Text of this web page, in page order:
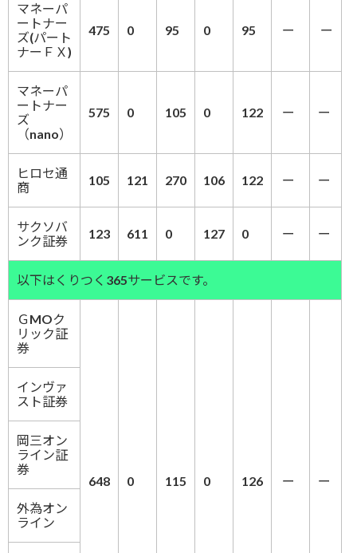
マネーパ
ートナー
ズ(パート
ナーＦＸ)
475 0 95 0 95 ー ー
マネーパ
ートナー
ズ
（nano）
575 0 105 0 122 ー ー
ヒロセ通
商
105 121 270 106 122 ー ー
サクソバ
ンク証券
123 611 0 127 0 ー ー
以下はくりつく365サービスです。
ＧMOク
リック証
券
648 0 115 0 126 ー ー
インヴァ
スト証券
岡三オン
ライン証
券
外為オン
ライン